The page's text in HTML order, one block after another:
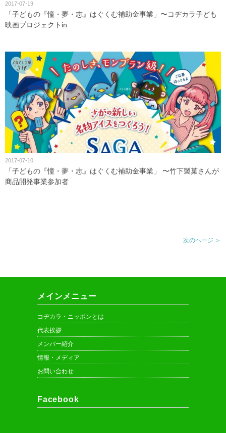
2017-07-19
「子どもの『憧・夢・志』はぐくむ補助金事業」〜コヂカラ子ども
映画プロジェクトin
2017-07-10
「子どもの『憧・夢・志』はぐくむ補助金事業」 〜竹下製菓さんが
商品開発事業参加者
次のページ ＞
メインメニュー
コヂカラ・ニッポンとは
代表挨拶
メンバー紹介
情報・メディア
お問い合わせ
Facebook